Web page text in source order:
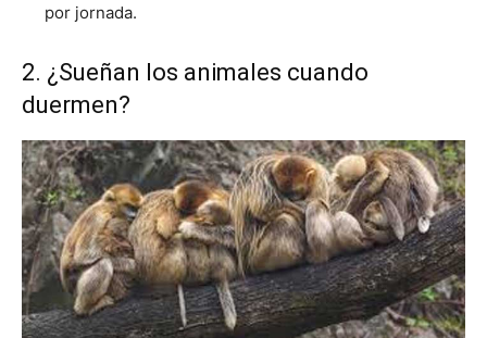
por jornada.
2. ¿Sueñan los animales cuando
duermen?